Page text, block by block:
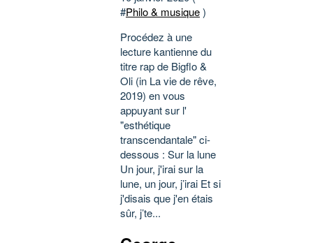
#Philo & musique)
Procédez à une
lecture kantienne du
titre rap de Bigflo &
Oli (in La vie de rêve,
2019) en vous
appuyant sur l'
"esthétique
transcendantale" ci-
dessous : Sur la lune
Un jour, j'irai sur la
lune, un jour, j’irai Et si
j'disais que j'en étais
sûr, j’te...